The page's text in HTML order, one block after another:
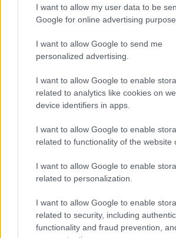
I want to allow my user data to be
Google for online advertising
I want to allow Google to send me
personalized advertising.
I want to allow Google to enable
related to analytics like cookies on
device identifiers in apps.
I want to allow Google to enable
related to functionality of the website
I want to allow Google to enable
related to personalization.
I want to allow Google to enable
related to security, including
functionality and fraud prevention,